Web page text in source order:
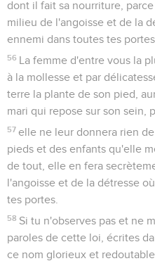
dont il fait sa nourriture,
milieu de l'angoisse et de la
ennemi dans toutes tes portes.
56 La femme d'entre vous la
à la mollesse et par
terre la plante de son pied,
mari qui repose sur son sein,
57 elle ne leur donnera rien
pieds et des enfants qu'elle
de tout, elle en fera
l'angoisse et de la détresse
tes portes.
58 Si tu n'observes pas et ne
paroles de cette loi, écrites
ce nom glorieux et